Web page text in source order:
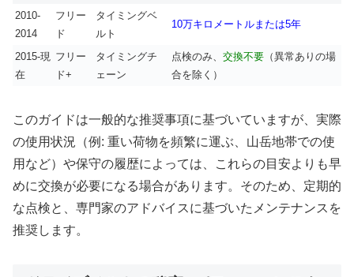
2010-
2014
フリー
ド
タイミングベ
ルト
10万キロメートルまたは5年
2015-現
在
フリー
ド+
タイミングチ
ェーン
点検のみ、 交換不要 （異常ありの場
合を除く）
このガイドは一般的な推奨事項に基づいていますが、実際
の使用状況（例: 重い荷物を頻繁に運ぶ、山岳地帯での使
用など）や保守の履歴によっては、これらの目安よりも早
めに交換が必要になる場合があります。そのため、定期的
な点検と、専門家のアドバイスに基づいたメンテナンスを
推奨します。